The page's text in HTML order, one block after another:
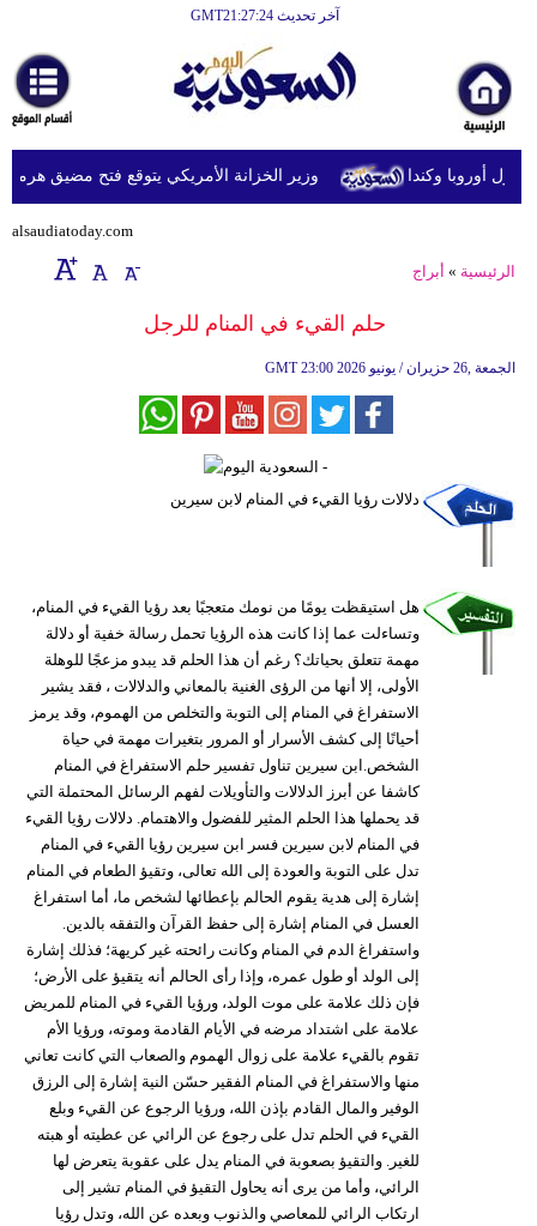
آخر تحديث GMT21:27:24
أخبارعاجلة
رياضة
ثقافة
إقتصاد
ديكور
أخبار
إعلام
تعليم
مرأة
علوم
وتكنولوجيا
بيئة
مدوَّنات
أبراج
فيديو
سيارات
وزير الخزانة الأمريكي يتوقع فتح مضيق هرمز اليوم أوروبا وكندا
alsaudiatoday.com
الرئيسية » أبراج
حلم القيء في المنام للرجل
GMT 23:00 2026 الجمعة ,26 حزيران / يونيو
دلالات رؤيا القيء في المنام لابن سيرين
هل استيقظت يومًا من نومك متعجبًا بعد رؤيا القيء في المنام،
وتساءلت عما إذا كانت هذه الرؤيا تحمل رسالة خفية أو دلالة
مهمة تتعلق بحياتك؟ رغم أن هذا الحلم قد يبدو مزعجًا للوهلة
الأولى، إلا أنها من الرؤى الغنية بالمعاني والدلالات ، فقد يشير
الاستفراغ في المنام إلى التوبة والتخلص من الهموم، وقد يرمز
أحيانًا إلى كشف الأسرار أو المرور بتغيرات مهمة في حياة
الشخص.ابن سيرين تناول تفسير حلم الاستفراغ في المنام
كاشفا عن أبرز الدلالات والتأويلات لفهم الرسائل المحتملة التي
قد يحملها هذا الحلم المثير للفضول والاهتمام. دلالات رؤيا القيء
في المنام لابن سيرين فسر ابن سيرين رؤيا القيء في المنام
تدل على التوبة والعودة إلى الله تعالى، وتقيؤ الطعام في المنام
إشارة إلى هدية يقوم الحالم بإعطائها لشخص ما، أما استفراغ
العسل في المنام إشارة إلى حفظ القرآن والتفقه بالدين.
واستفراغ الدم في المنام وكانت رائحته غير كريهة؛ فذلك إشارة
إلى الولد أو طول عمره، وإذا رأى الحالم أنه يتقيؤ على الأرض؛
فإن ذلك علامة على موت الولد، ورؤيا القيء في المنام للمريض
علامة على اشتداد مرضه في الأيام القادمة وموته، ورؤيا الأم
تقوم بالقيء علامة على زوال الهموم والصعاب التي كانت تعاني
منها والاستفراغ في المنام الفقير حسّن النية إشارة إلى الرزق
الوفير والمال القادم بإذن الله، ورؤيا الرجوع عن القيء وبلع
القيء في الحلم تدل على رجوع عن الرائي عن عطيته أو هبته
للغير. والتقيؤ بصعوبة في المنام يدل على عقوبة يتعرض لها
الرائي، وأما من يرى أنه يحاول التقيؤ في المنام تشير إلى
ارتكاب الرائي للمعاصي والذنوب وبعده عن الله، وتدل رؤيا